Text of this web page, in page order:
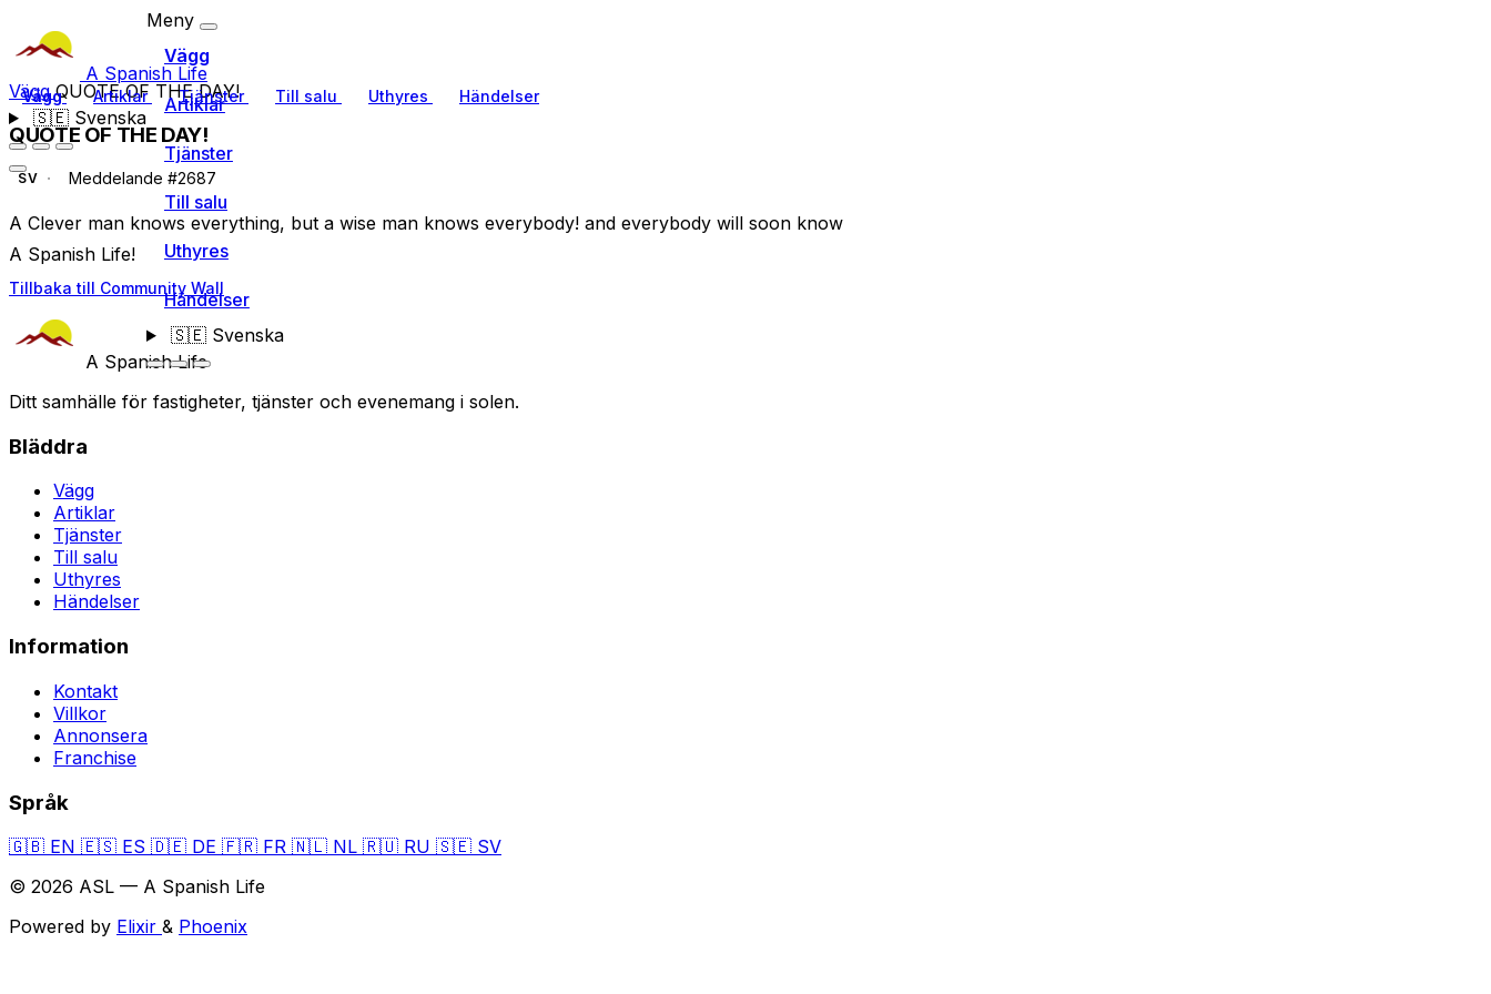
A Spanish Life
Vägg Artiklar Tjänster Till salu Uthyres Händelser
🇸🇪Svenska
Meny
Vägg
Artiklar
Tjänster
Till salu
Uthyres
Händelser
🇸🇪Svenska
VäggQUOTE OF THE DAY!
QUOTE OF THE DAY!
SV Meddelande #2687
A Clever man knows everything, but a wise man knows everybody! and everybody will soon know
A Spanish Life!
Tillbaka till Community Wall
A Spanish Life
Ditt samhälle för fastigheter, tjänster och evenemang i solen.
Bläddra
Vägg
Artiklar
Tjänster
Till salu
Uthyres
Händelser
Information
Kontakt
Villkor
Annonsera
Franchise
Språk
🇬🇧 EN 🇪🇸 ES 🇩🇪 DE 🇫🇷 FR 🇳🇱 NL 🇷🇺 RU 🇸🇪 SV
© 2026 ASL — A Spanish Life
Powered by Elixir & Phoenix